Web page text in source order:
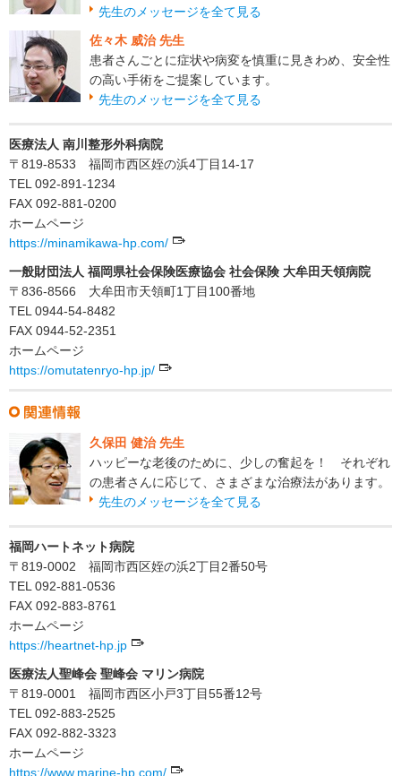
先生のメッセージを全て見る
佐々木 威治 先生
患者さんごとに症状や病変を慎重に見きわめ、安全性
の高い手術をご提案しています。
先生のメッセージを全て見る
医療法人 南川整形外科病院
〒819-8533 福岡市西区姪の浜4丁目14-17
TEL 092-891-1234
FAX 092-881-0200
ホームページ
https://minamikawa-hp.com/
一般財団法人 福岡県社会保険医療協会 社会保険 大牟田天領病院
〒836-8566 大牟田市天領町1丁目100番地
TEL 0944-54-8482
FAX 0944-52-2351
ホームページ
https://omutatenryo-hp.jp/
久保田 健治 先生
ハッピーな老後のために、少しの奮起を！ それぞれ
の患者さんに応じて、さまざまな治療法があります。
先生のメッセージを全て見る
福岡ハートネット病院
〒819-0002 福岡市西区姪の浜2丁目2番50号
TEL 092-881-0536
FAX 092-883-8761
ホームページ
https://heartnet-hp.jp
医療法人聖峰会 聖峰会 マリン病院
〒819-0001 福岡市西区小戸3丁目55番12号
TEL 092-883-2525
FAX 092-882-3323
ホームページ
https://www.marine-hp.com/